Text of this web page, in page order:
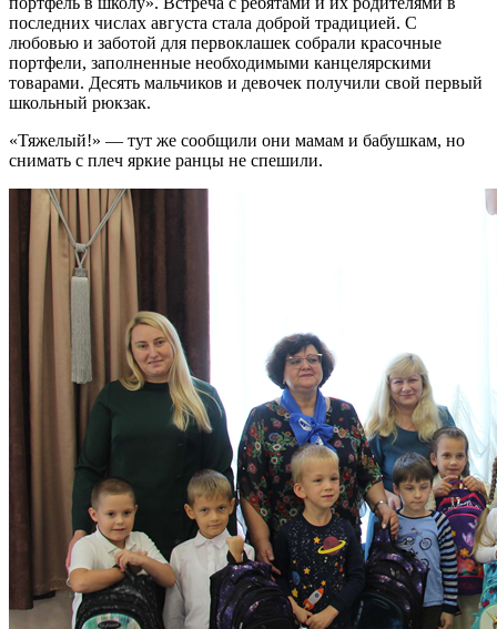
последних числах августа стала доброй традицией. С
любовью и заботой для первоклашек собрали красочные
портфели, заполненные необходимыми канцелярскими
товарами. Десять мальчиков и девочек получили свой первый
школьный рюкзак.
«Тяжелый!» — тут же сообщили они мамам и бабушкам, но
снимать с плеч яркие ранцы не спешили.